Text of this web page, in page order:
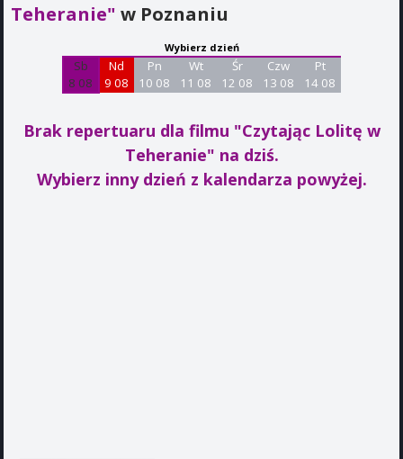
Teheranie" w Poznaniu
Wybierz dzień
Sb
8 08
Nd
9 08
Pn
10 08
Wt
11 08
Śr
12 08
Czw
13 08
Pt
14 08
Brak repertuaru dla filmu "Czytając Lolitę w
Teheranie" na dziś.
Wybierz inny dzień z kalendarza powyżej.